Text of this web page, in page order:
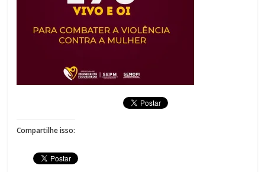
Compartilhe isso: